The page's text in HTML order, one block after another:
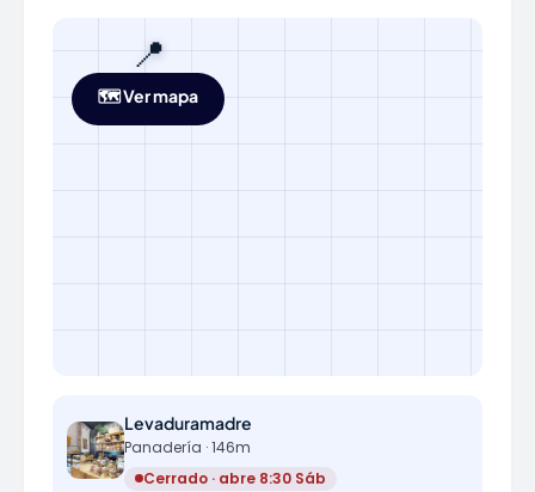
📍
🗺️ Ver mapa
Levaduramadre
Panadería · 146m
Cerrado · abre 8:30 Sáb